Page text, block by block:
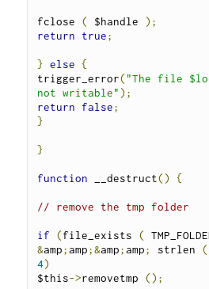
fclose ( $handle );
return
true;
} else {
trigger_error( "The file
not writable" );
return
false;
}
}
function __destruct() {
// remove the tmp folder
if (file_exists (
&amp;amp;&amp;amp; strlen (
4)
$this->removetmp ();